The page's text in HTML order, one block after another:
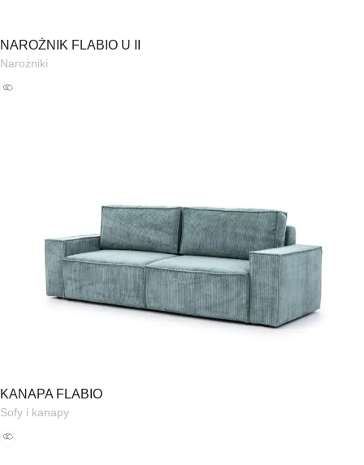
NAROŻNIK FLABIO U II
Narożniki
KANAPA FLABIO
Sofy i kanapy